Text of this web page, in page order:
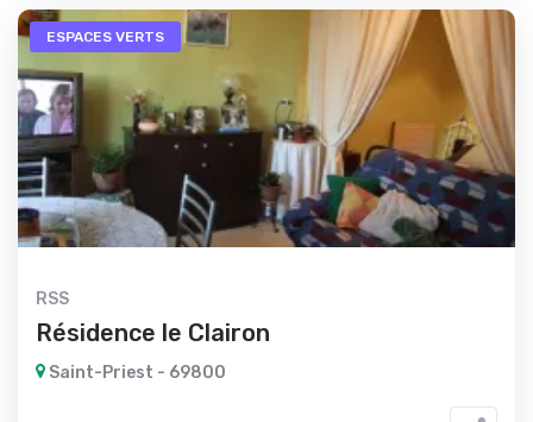
ESPACES VERTS
RSS
Résidence le Clairon
Saint-Priest - 69800